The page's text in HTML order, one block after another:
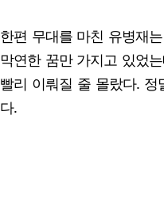
한편 무대를 마친 유병재
막연한 꿈만 가지고 있었
빨리 이뤄질 줄 몰랐다.
다.